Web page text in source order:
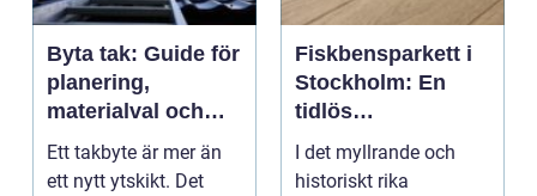
Byta tak: Guide för
planering,
materialval och
hållbara beslut
Ett takbyte är mer än
ett nytt ytskikt. Det
Fiskbensparkett i
Stockholm: En
tidlös
golvklassiker
I det myllrande och
historiskt rika